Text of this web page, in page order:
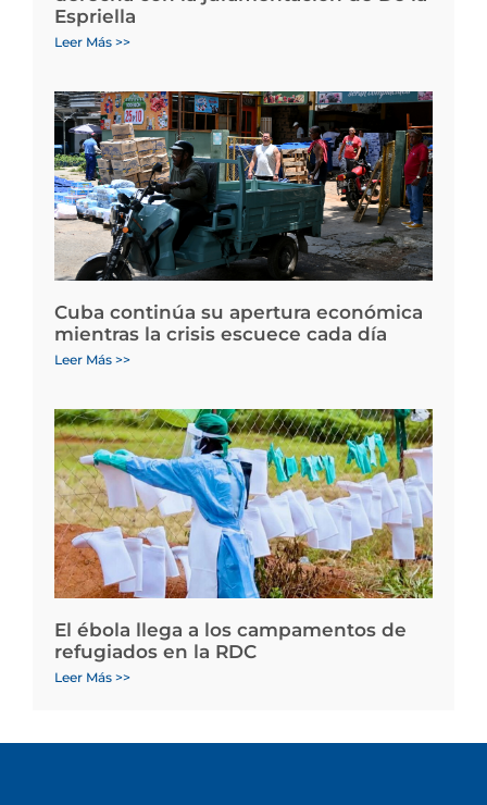
Espriella
Leer Más >>
Cuba continúa su apertura económica
mientras la crisis escuece cada día
Leer Más >>
El ébola llega a los campamentos de
refugiados en la RDC
Leer Más >>